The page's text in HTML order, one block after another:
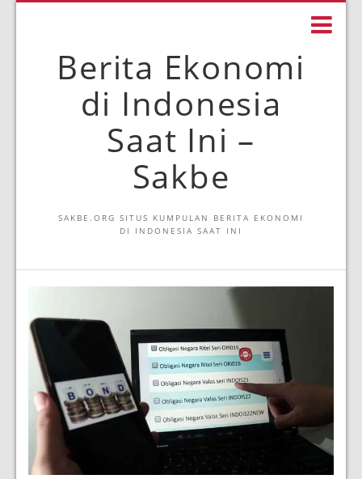
Berita Ekonomi
di Indonesia
Saat Ini –
Sakbe
SAKBE.ORG SITUS KUMPULAN BERITA EKONOMI
DI INDONESIA SAAT INI